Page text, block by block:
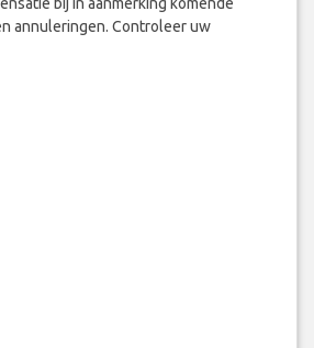
annuleringen. Controleer uw